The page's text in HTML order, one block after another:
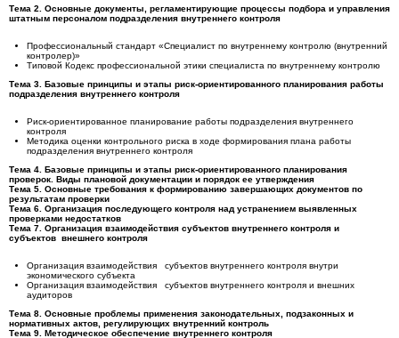
Тема 2. Основные документы, регламентирующие процессы подбора и управления
штатным персоналом подразделения внутреннего контроля
Профессиональный стандарт «Специалист по внутреннему контролю (внутренний
контролер)»
Типовой Кодекс профессиональной этики специалиста по внутреннему контролю
Тема 3. Базовые принципы и этапы риск-ориентированного планирования работы
подразделения внутреннего контроля
Риск-ориентированное планирование работы подразделения внутреннего
контроля
Методика оценки контрольного риска в ходе формирования плана работы
подразделения внутреннего контроля
Тема 4. Базовые принципы и этапы риск-ориентированного планирования
проверок. Виды плановой документации и порядок ее утверждения
Тема 5. Основные требования к формированию завершающих документов по
результатам проверки
Тема 6. Организация последующего контроля над устранением выявленных
проверками недостатков
Тема 7. Организация взаимодействия субъектов внутреннего контроля и
субъектов внешнего контроля
Организация взаимодействия субъектов внутреннего контроля внутри
экономического субъекта
Организация взаимодействия субъектов внутреннего контроля и внешних
аудиторов
Тема 8. Основные проблемы применения законодательных, подзаконных и
нормативных актов, регулирующих внутренний контроль
Тема 9. Методическое обеспечение внутреннего контроля